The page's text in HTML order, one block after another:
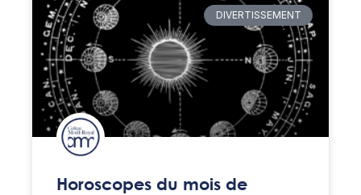
DIVERTISSEMENT
Horoscopes du mois de